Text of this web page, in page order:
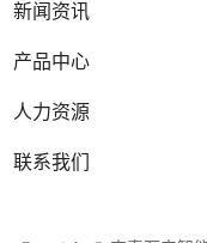
新闻资讯
产品中心
人力资源
联系我们